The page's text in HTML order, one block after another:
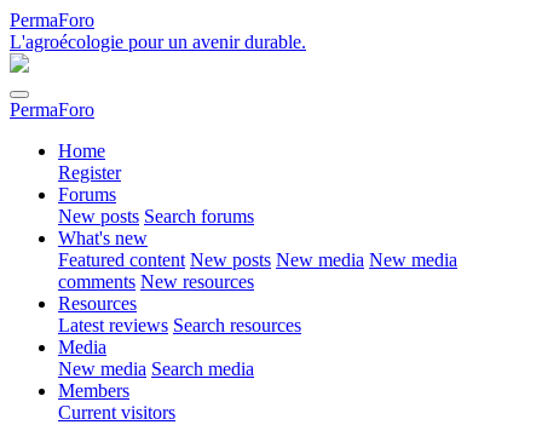
PermaForo
L'agroécologie pour un avenir durable.
PermaForo
Home
Register
Forums
New posts Search forums
What's new
Featured content New posts New media New media
comments New resources
Resources
Latest reviews Search resources
Media
New media Search media
Members
Current visitors